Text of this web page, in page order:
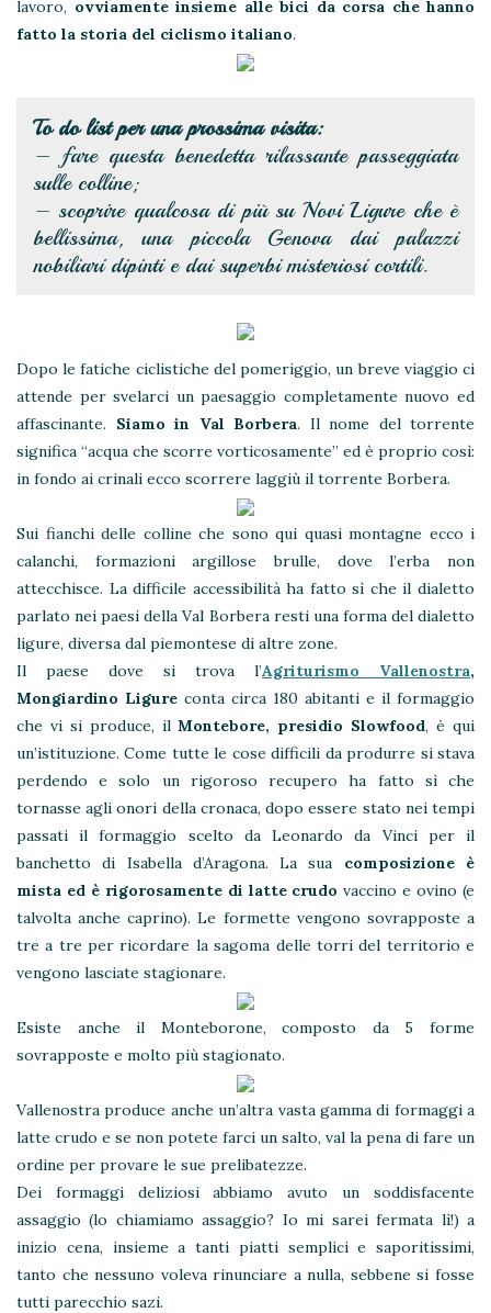
lavoro, ovviamente insieme alle bici da corsa che hanno
fatto la storia del ciclismo italiano.
To do list per una prossima visita:
– fare questa benedetta rilassante passeggiata
sulle colline;
– scoprire qualcosa di più su Novi Ligure che è
bellissima, una piccola Genova dai palazzi
nobiliari dipinti e dai superbi misteriosi cortili.
Dopo le fatiche ciclistiche del pomeriggio, un breve viaggio ci
attende per svelarci un paesaggio completamente nuovo ed
affascinante. Siamo in Val Borbera. Il nome del torrente
significa “acqua che scorre vorticosamente” ed è proprio così:
in fondo ai crinali ecco scorrere laggiù il torrente Borbera.
Sui fianchi delle colline che sono qui quasi montagne ecco i
calanchi, formazioni argillose brulle, dove l’erba non
attecchisce. La difficile accessibilità ha fatto sì che il dialetto
parlato nei paesi della Val Borbera resti una forma del dialetto
ligure, diversa dal piemontese di altre zone.
Il paese dove si trova l’Agriturismo Vallenostra,
Mongiardino Ligure conta circa 180 abitanti e il formaggio
che vi si produce, ilMontebore, presidio Slowfood, è qui
un’istituzione. Come tutte le cose difficili da produrre si stava
perdendo e solo un rigoroso recupero ha fatto sì che
tornasse agli onori della cronaca, dopo essere stato nei tempi
passati il formaggio scelto da Leonardo da Vinci per il
banchetto di Isabella d’Aragona. La sua composizione è
mista ed è rigorosamente di latte crudovaccino e ovino (e
talvolta anche caprino). Le formette vengono sovrapposte a
tre a tre per ricordare la sagoma delle torri del territorio e
vengono lasciate stagionare.
Esiste anche il Monteborone, composto da 5 forme
sovrapposte e molto più stagionato.
Vallenostra produce anche un’altra vasta gamma di formaggi a
latte crudo e se non potete farci un salto, val la pena di fare un
ordine per provare le sue prelibatezze.
Dei formaggi deliziosi abbiamo avuto un soddisfacente
assaggio (lo chiamiamo assaggio? Io mi sarei fermata lì!) a
inizio cena, insieme a tanti piatti semplici e saporitissimi,
tanto che nessuno voleva rinunciare a nulla, sebbene si fosse
tutti parecchio sazi.